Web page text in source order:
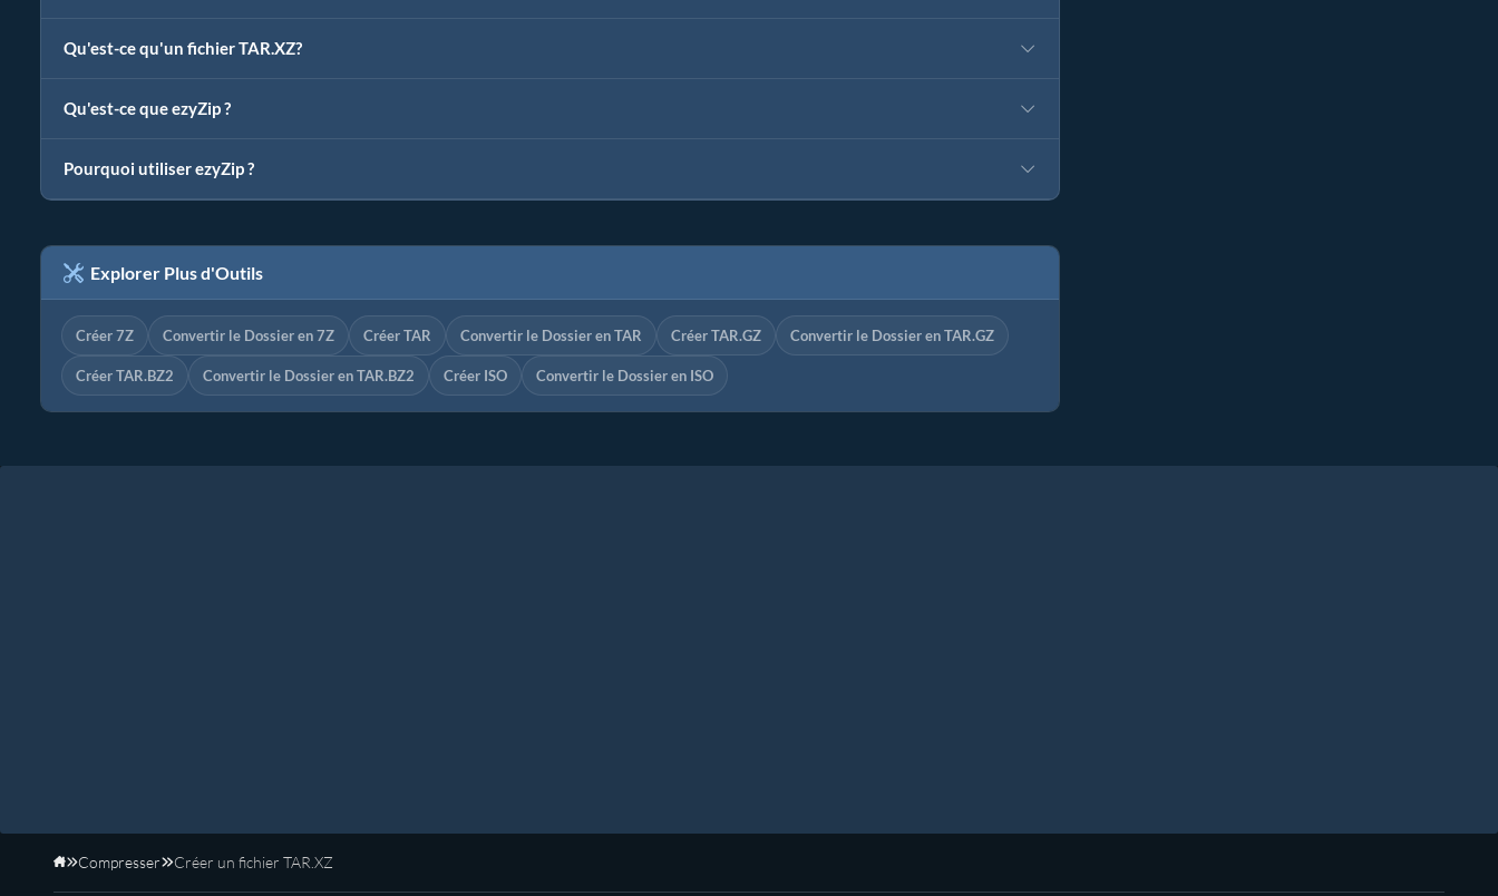
Qu'est-ce qu'un fichier TAR.XZ?
Qu'est-ce que ezyZip ?
Pourquoi utiliser ezyZip ?
Explorer Plus d'Outils
Créer 7Z Convertir le Dossier en 7Z Créer TAR Convertir le Dossier en TAR Créer TAR.GZ Convertir le Dossier en TAR.GZ
Créer TAR.BZ2 Convertir le Dossier en TAR.BZ2 Créer ISO Convertir le Dossier en ISO
Accueil
Compresser Créer un fichier TAR.XZ